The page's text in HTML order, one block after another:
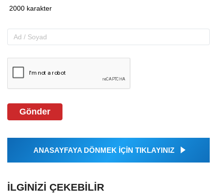
Gönder
ANASAYFAYA DÖNMEK İÇİN TIKLAYINIZ
İLGINIZI ÇEKEBILIR